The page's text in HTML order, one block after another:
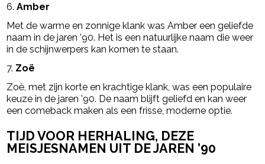
6.Amber
Met de warme en zonnige klank was Amber een geliefde
naam in de jaren ’90. Het is een natuurlijke naam die weer
in de schijnwerpers kan komen te staan.
7. Zoë
Zoë, met zijn korte en krachtige klank, was een populaire
keuze in de jaren ’90. De naam blijft geliefd en kan weer
een comeback maken als een frisse, moderne optie.
TIJD VOOR HERHALING, DEZE
MEISJESNAMEN UIT DE JAREN ’90